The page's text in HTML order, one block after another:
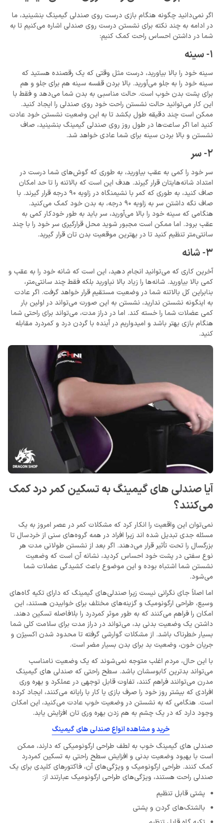
اگر نمی‌دانید چگونه هنگام بازی درست روی صندلی گیمینگ بنشینید، ما
در ادامه به چند نکته برای نشستن درست روی صندلی اشاره می‌کنیم تا به
شما در داشتن احساس راحت کمک کنیم:
1- سینه
سینه خود را بالا بیاورید، درست مثل وقتی که یک رقصنده هستید که
سینه خود را به جلو می‌آورید. بالا بردن قفسه سینه هم برای جلو و هم
برای پشت بدن خوب است. حالت مناسبی به بدن شما می‌دهد و فقط با
این کار می‌توانید حالت نشستن راحت خود روی صندلی را ایجاد کنید.
ممکن است چند دقیقه طول بکشد تا به این وضعیت نشستن خود عادت
کنید اما اگر ساعت‌ها در طول روز روی صندلی گیمینگ بنشینید، صاف
نشستن و بالا بردن سینه برای شما عادی خواهد شد.
2- سر
سر خود را کمی به عقب بیاورید، به طوری که گوش‌های شما درست در
امتداد شانه‌هایتان قرار گیرند. هدف این است که بالاتنه را تا حد امکان
صاف کنید، به طوری که کمر با نشیمنگاه در زاویه 90 درجه قرار گیرند. با
صاف نگه داشتن سر به زاویه 90 درجه، به بدن خود کمک می‌کنید.
هنگامی که سینه خود را بالا می‌آورید، سر باید به طور خودکار کمی به
عقب برود. اما ممکن است مجبور شوید محل قرارگیری سر خود را با چند
سانتی‌متر تنظیم کنید تا در بهترین موقعیت بدن تان قرار گیرید.
3- شانه
آخرین کاری که می‌توانید انجام دهید، این است که شانه خود را به عقب و
کمی بالا بیاورید. شانه‌ها را زیاد بالا نیاورید بلکه فقط چند سانتی‌متر،
بنابراین کل بالاتنه شما در وضعیت مستقیم قرار خواهد گرفت. اگر عادت
به اینگونه نشستن ندارید، نشستن به این صورت می‌تواند در اولین بار
کمی عضلات شما را خسته کند. اما در دراز مدت، می‌تواند برای راحتی شما
هنگام بازی بهتر باشد و امیدواریم در آینده با گردن درد و کمردرد مقابله
کنید.
آیا صندلی های گیمینگ به تسکین کمر درد کمک
می‌کنند؟
نمی‌توان این واقعیت را انکار کرد که مشکلات کمر در عصر امروز به یک
مسئله جدی تبدیل شده اند زیرا افراد در همه گروه‌های سنی از خردسال تا
بزرگسال را تحت تأثیر قرار می‌دهند. اگر بعد از نشستن طولانی مدت هر
نوع سفتی در پشت خود احساس کردید، نشانه آن است که وضعیت
نشستن شما اشتباه بوده و این موضوع باعث کشیدگی عضلات شما
می‌شود.
اما اصلاً جای نگرانی نیست زیرا صندلی‌های گیمینگ که دارای تکیه ‌گاه‌های
وسیع، طراحی ارگونومیک و گزینه‌های مختلف برای خوابیدن هستند، این
امکان را فراهم می‌کنند که به طور موثر کمردرد را بلافاصله تسکین دهند.
داشتن یک وضعیت بدنی بد، می‌تواند در دراز مدت برای سلامت کلی شما
بسیار خطرناک باشد. از مشکلات گوارشی گرفته تا محدود شدن اکسیژن و
جریان خون، وضعیت بد برای بدن بسیار مضر است.
با این حال، مردم اغلب متوجه نمی‌شوند که یک وضعیت نامناسب
می‌تواند بدترین کابوسشان باشد. سطح راحتی که صندلی های گیمینگ
مدرن می‌توانند فراهم کنند، تفاوت قابل توجهی در عملکرد و بهره وری
افرادی که بیشتر روز خود را صرف بازی یا کار با رایانه می‌کنند، ایجاد کرده‌
است. هنگامی که به نشستن در وضعیت خوب عادت می‌کنید، این امکان
وجود دارد که در یک چشم به هم زدن بهره وری تان افزایش یابد.
خرید و مشاهده انواع صندلی های گیمینگ
صندلی های گیمینگ خوب به لطف طراحی ارگونومیکی که دارند، ممکن
است با بهبود وضعیت بدنی و افزایش سطح راحتی به تسکین کمردرد
کمک کنند. طراحی ارگونومیک و ویژگی‌های آن، فاکتورهای کلیدی برای یک
صندلی راحت هستند، ویژگی‌های طراحی ارگونومیک عبارتند از:
پشتی قابل تنظیم
بالشتک‌های گردن و پشتی